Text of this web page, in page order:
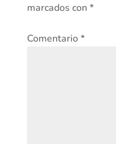
marcados con *
Comentario*